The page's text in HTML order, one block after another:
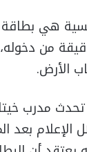
هي بطاقة
من
الأرض.
مدرب
الإعلام بعد